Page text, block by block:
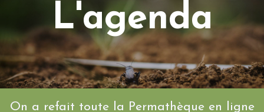
L'agenda
On a refait toute la Permathèque en ligne